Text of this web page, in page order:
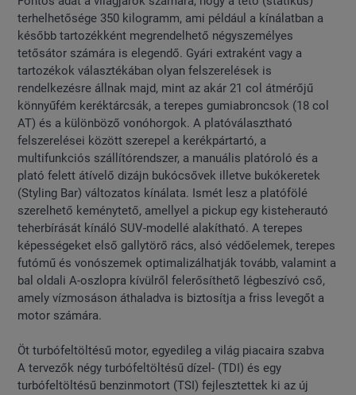
terhelhetősége 350 kilogramm, ami például a kínálatban a
később tartozékként megrendelhető négyszemélyes
tetősátor számára is elegendő. Gyári extraként vagy a
tartozékok választékában olyan felszerelések is
rendelkezésre állnak majd, mint az akár 21 col átmérőjű
könnyűfém keréktárcsák, a terepes gumiabroncsok (18 col
AT) és a különböző vonóhorgok. A platóválasztható
felszerelései között szerepel a kerékpártartó, a
multifunkciós szállítórendszer, a manuális platóroló és a
plató felett átívelő dizájn bukócsővek illetve bukókeretek
(Styling Bar) változatos kínálata. Ismét lesz a platófölé
szerelhető keménytető, amellyel a pickup egy kisteherautó
teherbírását kínáló SUV-modellé alakítható. A terepes
képességeket első gallytörő rács, alsó védőelemek, terepes
futómű és vonószemek optimalizálhatják tovább, valamint a
bal oldali A-oszlopra kívülről felerősíthető légbeszívó cső,
amely vízmosáson áthaladva is biztosítja a friss levegőt a
motor számára.
Öt turbófeltöltésű motor, egyedileg a világ piacaira szabva
A tervezők négy turbófeltöltésű dízel- (TDI) és egy
turbófeltöltésű benzinmotort (TSI) fejlesztettek ki az új